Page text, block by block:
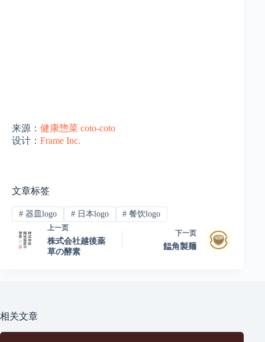
来源： 健康惣菜 coto-coto
设计： Frame Inc.
文章标签
#器皿logo #日本logo # 餐饮logo
上一页
株式会社越後薬
草の酵素
下一页
饂角製麺
相关文章